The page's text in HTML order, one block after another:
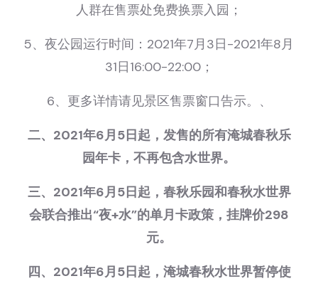
人群在售票处免费换票入园；
5、夜公园运行时间：2021年7月3日-2021年8月
31日16:00-22:00；
6、更多详情请见景区售票窗口告示。、
二、2021年6月5日起，发售的所有淹城春秋乐
园年卡，不再包含水世界。
三、2021年6月5日起，春秋乐园和春秋水世界
会联合推出“夜+水”的单月卡政策，挂牌价298
元。
四、2021年6月5日起，淹城春秋水世界暂停使